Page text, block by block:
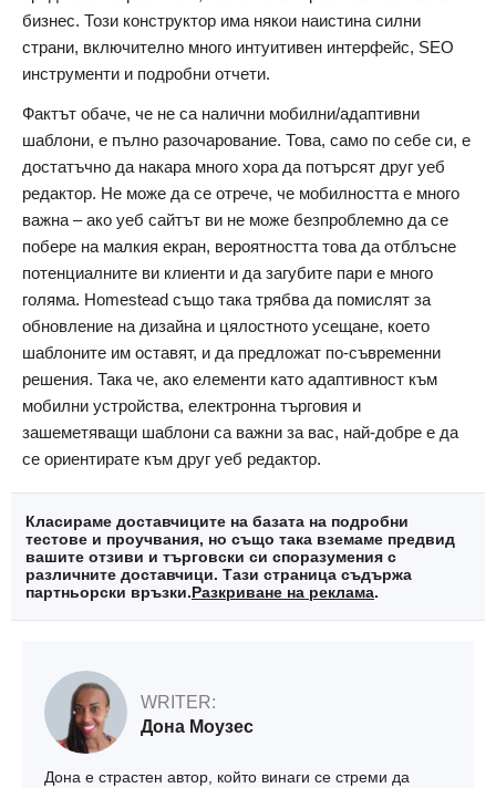
бизнес. Този конструктор има някои наистина силни
страни, включително много интуитивен интерфейс, SEO
инструменти и подробни отчети.
Фактът обаче, че не са налични мобилни/адаптивни
шаблони, е пълно разочарование. Това, само по себе си, е
достатъчно да накара много хора да потърсят друг уеб
редактор. Не може да се отрече, че мобилността е много
важна – ако уеб сайтът ви не може безпроблемно да се
побере на малкия екран, вероятността това да отблъсне
потенциалните ви клиенти и да загубите пари е много
голяма. Homestead също така трябва да помислят за
обновление на дизайна и цялостното усещане, което
шаблоните им оставят, и да предложат по-съвременни
решения. Така че, ако елементи като адаптивност към
мобилни устройства, електронна търговия и
зашеметяващи шаблони са важни за вас, най-добре е да
се ориентирате към друг уеб редактор.
Класираме доставчиците на базата на подробни
тестове и проучвания, но също така вземаме предвид
вашите отзиви и търговски си споразумения с
различните доставчици. Тази страница съдържа
партньорски връзки.Разкриване на реклама.
WRITER:
Дона Моузес
Дона е страстен автор, който винаги се стреми да